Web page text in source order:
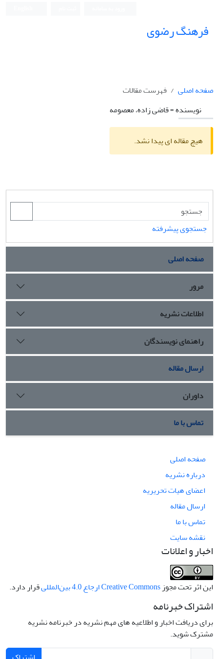
فرهنگ رضوی
صفحه اصلی
فهرست مقالات
نویسنده =قاضی زاده، معصومه
هیچ مقاله ای پیدا نشد.
جستجوی پیشرفته
صفحه اصلی
مرور
اطلاعات نشریه
راهنمای نویسندگان
ارسال مقاله
داوران
تماس با ما
صفحه اصلی
درباره نشریه
اعضای هیات تحریریه
ارسال مقاله
تماس با ما
نقشه سایت
اخبار و اعلانات
این اثر تحت مجوز Creative Commons ارجاع 4.0 بین‌المللی قرار دارد.
اشتراک خبرنامه
برای دریافت اخبار و اطلاعیه های مهم نشریه در خبرنامه نشریه
مشترک شوید.